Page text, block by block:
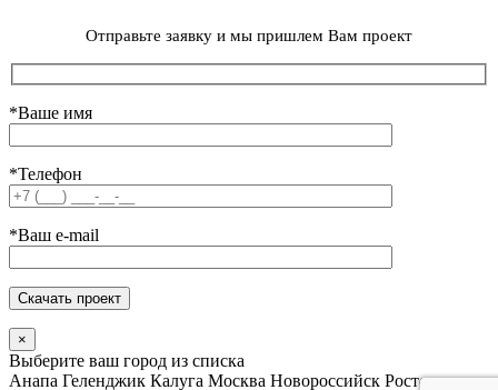
Отправьте заявку и мы пришлем Вам проект
*Ваше имя
*Телефон
*Ваш e-mail
×
Выберите ваш город из списка
Анапа Геленджик Калуга Москва Новороссийск Ростов